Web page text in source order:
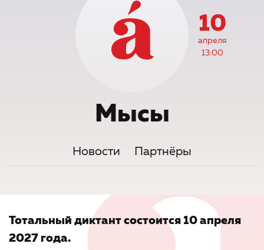
10
апреля
13:00
Мысы
Новости Партнёры
Тотальный диктант состоится 10 апреля
2027 года.